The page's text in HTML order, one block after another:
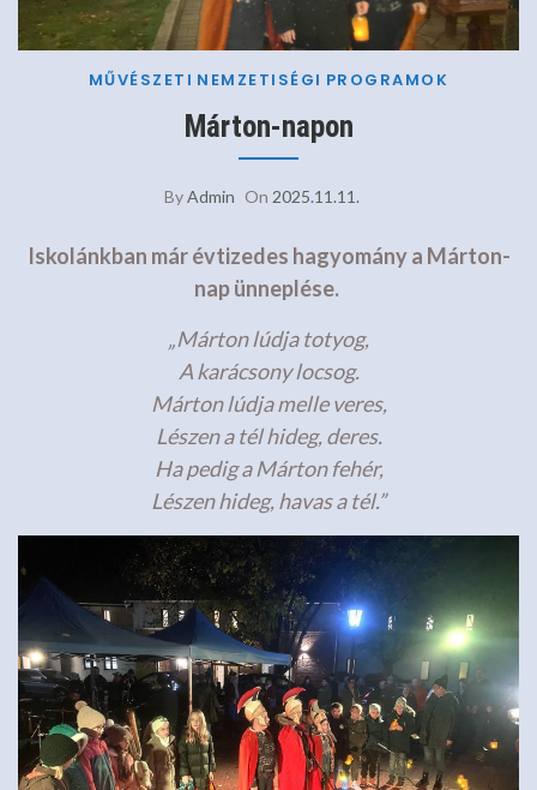
MŰVÉSZETI NEMZETISÉGI PROGRAMOK
Márton-napon
ByAdmin On 2025.11.11.
Iskolánkban már évtizedes hagyomány a Márton-
nap ünneplése.
„Márton lúdja totyog,
A karácsony locsog.
Márton lúdja melle veres,
Lészen a tél hideg, deres.
Ha pedig a Márton fehér,
Lészen hideg, havas a tél.”